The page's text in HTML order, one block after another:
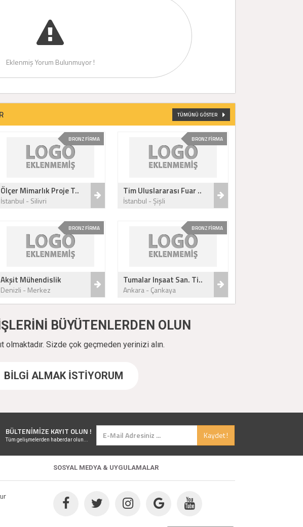
Eklenmiş Yorum Bulunmuyor !
TÜMÜNÜ GÖSTER
BRONZ FİRMA
Ölçer Mimarlık Proje T..
İstanbul - Silivri
BRONZ FİRMA
Tim Uluslararası Fuar ..
İstanbul - Şişli
BRONZ FİRMA
Akşit Mühendislik
Denizli - Merkez
BRONZ FİRMA
Tumalar Inşaat San. Ti..
Ankara - Çankaya
BÜYÜTENLERDEN OLUN
Sizde çok geçmeden yerinizi alın.
BİLGİ ALMAK İSTİYORUM
BÜLTENİMİZE KAYIT OLUN ! Kaydet !
Tüm gelişmelerden haberdar olun...
SOSYAL MEDYA & UYGULAMALAR